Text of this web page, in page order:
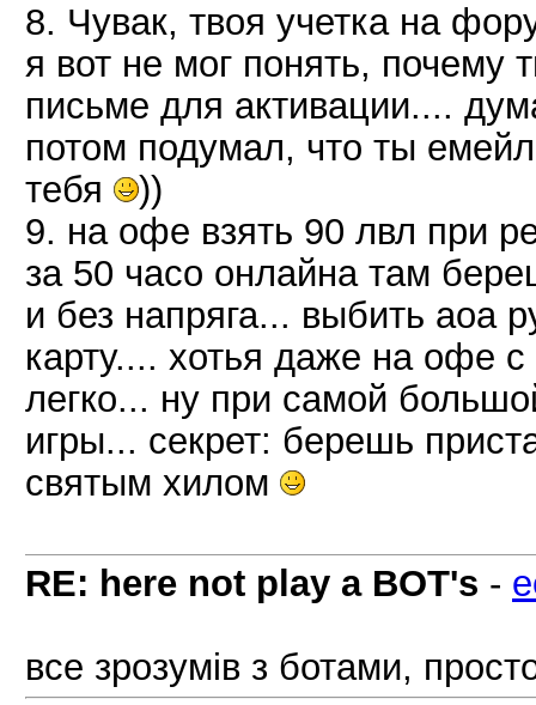
8. Чувак, твоя учетка на
я вот не мог понять,
письме для активации....
потом подумал, что ты
тебя
))
9. на офе взять 90 лвл при
за 50 часо онлайна там
и без напряга... выбить аоа
карту.... хотья даже на офе
легко... ну при самой
игры... секрет: берешь
святым хилом
RE: here not play a BOT's -
все зрозумів з ботами,